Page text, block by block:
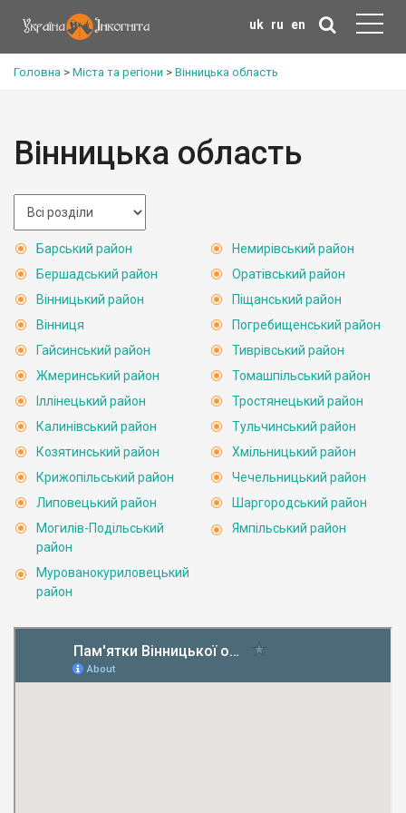
uk ru en
Головна > Міста та регіони > Вінницька область
Вінницька область
Барський район
Бершадський район
Вінницький район
Вінниця
Гайсинський район
Жмеринський район
Іллінецький район
Калинівський район
Козятинський район
Крижопільський район
Липовецький район
Могилів-Подільський
район
Мурованокуриловецький
район
Немирівський район
Оратівський район
Піщанський район
Погребищенський район
Тиврівський район
Томашпільський район
Тростянецький район
Тульчинський район
Хмільницький район
Чечельницький район
Шаргородський район
Ямпільський район